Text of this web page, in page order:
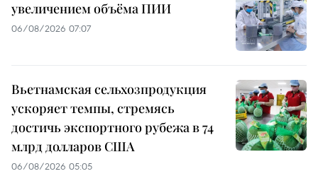
увеличением объёма ПИИ
06/08/2026 07:07
Вьетнамская сельхозпродукция
ускоряет темпы, стремясь
достичь экспортного рубежа в 74
млрд долларов США
06/08/2026 05:05